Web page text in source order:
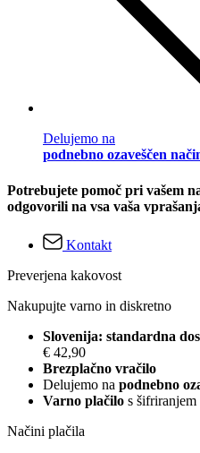
Delujemo na
podnebno ozaveščen
Potrebujete pomoč pri vašem
odgovorili na vsa vaša
Kontakt
Preverjena kakovost
Nakupujte varno in diskretno
Slovenija: standardna
€ 42,90
Brezplačno vračilo
Delujemo na podnebno
Varno plačilo s šifriranjem
Načini plačila